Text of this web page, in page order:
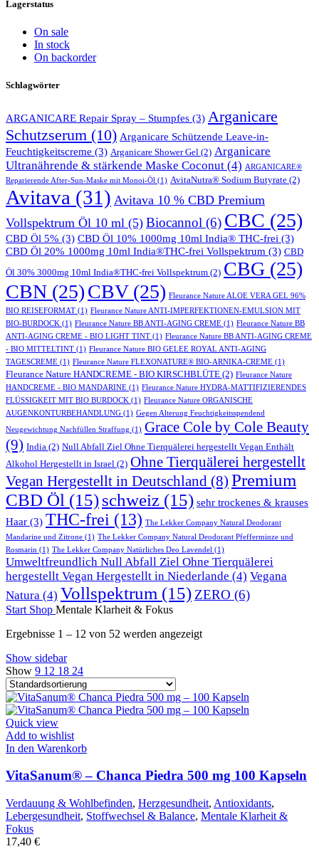
Lagerstatus
On sale
In stock
On backorder
Schlagwörter
ARGANICARE Repair Spray – Stumpfes (3) Arganicare
Schutzserum (10) Arganicare Schützende Leave-in-
Feuchtigkeitscreme (3) Arganicare Shower Gel (2) Arganicare
Ultranährende & stärkende Maske Coconut (4) ARGANICARE®
Reparierende After-Sun-Maske mit Monoi-Öl (1) AvitaNutra® Sodium Butyrate (2)
Avitava (31) Avitava 10 % CBD Premium
Vollspektrum Öl 10 ml (5) Biocannol (6) CBC (25)
CBD Öl 5% (3) CBD Öl 10% 1000mg 10ml India® THC-frei (3)
CBD Öl 20% 1000mg 10ml India®THC-frei Vollspektrum (3) CBD
Öl 30% 3000mg 10ml India®THC-frei Vollspektrum (2) CBG (25)
CBN (25)CBV(25) Fleurance Nature ALOE VERA GEL 96%
BIO REISEFORMAT (1) Fleurance Nature ANTI-IMPERFEKTIONEN-EMULSION MIT
BIO-BURDOCK (1) Fleurance Nature BB ANTI-AGING CREME (1) Fleurance Nature BB
ANTI-AGING CREME - BIO LIGHT TINT (1) Fleurance Nature BB ANTI-AGING CREME
- BIO MITTELTINT (1) Fleurance Nature BIO GELEE ROYAL ANTI-AGING
TAGESCREME (1) Fleurance Nature FLEXONATURE® BIO-ARNIKA-CREME (1)
Fleurance Nature HANDCREME - BIO KIRSCHBLÜTE (2) Fleurance Nature
HANDCREME - BIO MANDARINE (1) Fleurance Nature HYDRA-MATTIFIZIERENDES
FLÜSSIGKEIT MIT BIO BURDOCK (1) Fleurance Nature ORGANISCHE
AUGENKONTURBEHANDLUNG (1) Gegen Alterung Feuchtigkeitsspendend
Neugewichtung Nachfüllen Straffung (1) Grace Cole by Cole Beauty
(9) India (2) Null Abfall Ziel Ohne Tierquälerei hergestellt Vegan Enthält
Alkohol Hergestellt in Israel (2) Ohne Tierquälerei hergestellt
Vegan Hergestellt in Deutschland (8) Premium
CBD Öl (15)schweiz (15) sehr trockenes & krauses
Haar (3) THC-frei (13) The Lekker Company Natural Deodorant
Mandarine und Zitrone (1) The Lekker Company Natural Deodorant Pfefferminze und
Rosmarin (1) The Lekker Company Natürliches Deo Lavendel (1)
Umweltfreundlich Null Abfall Ziel Ohne Tierquälerei
hergestellt Vegan Hergestellt in Niederlande (4) Vegana
Natura (4) Vollspektrum (15) ZERO (6)
Start Shop Mentale Klarheit & Fokus
Ergebnisse 1 – 12 von 52 werden angezeigt
Show sidebar
Show 9 12 18 24
Quick view
Add to wishlist
In den Warenkorb
VitaSanum® – Chanca Piedra 500 mg 100 Kapseln
Verdauung & Wohlbefinden, Herzgesundheit, Antioxidants,
Lebergesundheit, Stoffwechsel & Balance, Mentale Klarheit &
Fokus
17,40 €